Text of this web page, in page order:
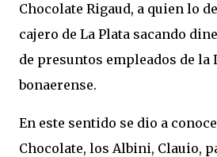
Chocolate Rigaud, a quien lo
cajero de La Plata sacando
de presuntos empleados de la
bonaerense.
En este sentido se dio a
Chocolate, los Albini, Clauio,